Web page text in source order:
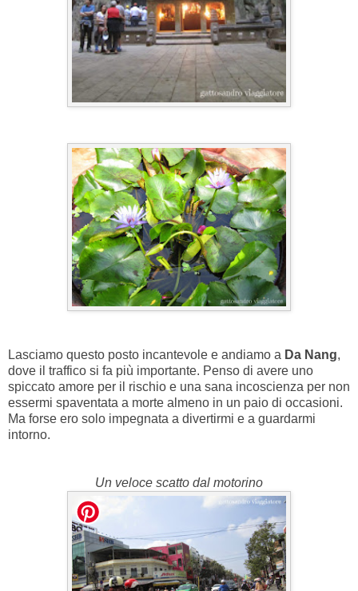
Lasciamo questo posto incantevole e andiamo a Da Nang,
dove il traffico si fa più importante. Penso di avere uno
spiccato amore per il rischio e una sana incoscienza per non
essermi spaventata a morte almeno in un paio di occasioni.
Ma forse ero solo impegnata a divertirmi e a guardarmi
intorno.
Un veloce scatto dal motorino